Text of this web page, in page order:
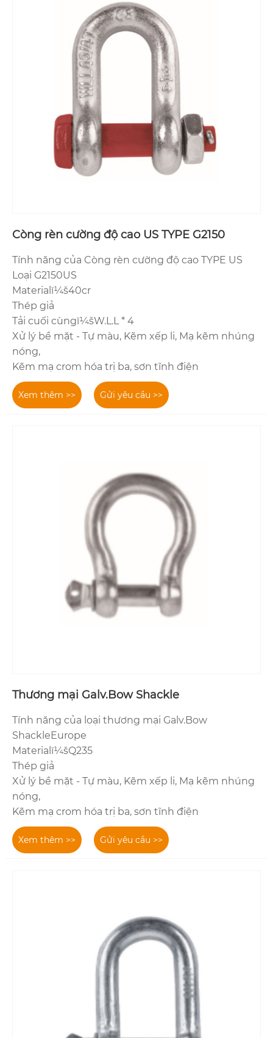
Còng rèn cường độ cao US TYPE G2150
Tính năng của Còng rèn cường độ cao TYPE US
Loại G2150US
Materialï¼š40cr
Thép giả
Tải cuối cùngï¼šW.L.L * 4
Xử lý bề mặt - Tự màu, Kẽm xếp li, Mạ kẽm nhúng
nóng,
Kẽm mạ crom hóa trị ba, sơn tĩnh điện
Xem thêm >> Gửi yêu cầu >>
Thương mại Galv.Bow Shackle
Tính năng của loại thương mại Galv.Bow
ShackleEurope
Materialï¼šQ235
Thép giả
Xử lý bề mặt - Tự màu, Kẽm xếp li, Mạ kẽm nhúng
nóng,
Kẽm mạ crom hóa trị ba, sơn tĩnh điện
Xem thêm >> Gửi yêu cầu >>